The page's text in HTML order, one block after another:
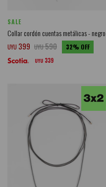
SALE
Collar cordón cuentas metálicas - negro
UYU 399 UYU590 32
UYU 339